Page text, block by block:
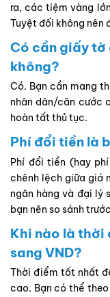
ra, các tiệm vàng
Tuyệt đối không nên
Có cần giấy
không?
Có. Bạn cần mang
nhân dân/căn cước
hoàn tất thủ tục.
Phí đổi tiền là
Phí đổi tiền (hay
chênh lệch giữa giá
ngân hàng và đại lý
bạn nên so sánh
Khi nào là thời
sang VND?
Thời điểm tốt nhất
cao. Bạn có thể